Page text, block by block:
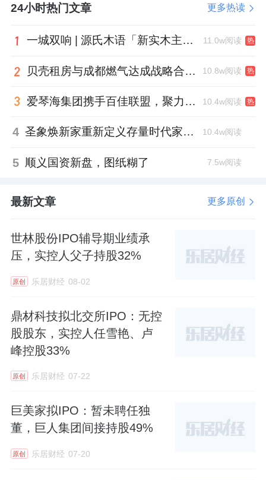
24小时热门文章 更多热读
一城双响 | 源氏木语「新实木主义——黑标生活提案」发布会落地天津，黑标旗舰店盛大启幕 11.0w阅读 热
贝壳租房与成都燃气达成战略合作 打通安全巡检“最后一米” 10.8w阅读 热
爱琴海集团携手百佳联盟，聚力共拓存量商业新赛道 10.4w阅读 热
4 圣象焕新家重新定义存量时代家居升级逻辑，筑牢说换就换的底气！ 10.4w阅读
5 顺义国资新盘，图纸糊了 7.5w阅读
最新文章 更多原创
世林股份IPO辅导期业绩承
压，实控人父子持股32%
原创 乐居财经 08-02
鼎材科技拟北交所IPO：无控
股股东，实控人任雪艳、卢
峰控股33%
原创 乐居财经 07-22
巨美家拟IPO：暂未聘任独
董，巨人集团间接持股49%
原创 乐居财经 07-20